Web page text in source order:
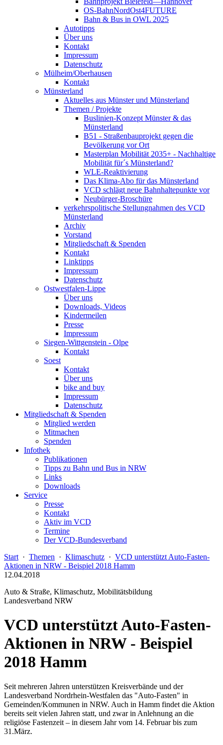
OS-BahnNordOst4FUTURE
Bahn & Bus in OWL 2025
Autotipps
Über uns
Kontakt
Impressum
Datenschutz
Mülheim/Oberhausen
Kontakt
Münsterland
Aktuelles aus Münster und Münsterland
Themen / Projekte
Buslinien-Konzept Münster & das
Münsterland
B51 - Straßenbauprojekt gegen die
Bevölkerung vor Ort
Masterplan Mobilität 2035+ - Nachhaltige
Mobilität für´s Münsterland?
WLE-Reaktivierung
Das Klima-Abo für das Münsterland
VCD schlägt neue Bahnhaltepunkte vor
Neubürger-Broschüre
verkehrspolitische Stellungnahmen des VCD
Münsterland
Archiv
Vorstand
Mitgliedschaft & Spenden
Kontakt
Linktipps
Impressum
Datenschutz
Ostwestfalen-Lippe
Über uns
Downloads, Videos
Kindermeilen
Presse
Impressum
Siegen-Wittgenstein - Olpe
Kontakt
Soest
Kontakt
Über uns
bike and buy
Impressum
Datenschutz
Mitgliedschaft & Spenden
Mitglied werden
Mitmachen
Spenden
Infothek
Publikationen
Tipps zu Bahn und Bus in NRW
Links
Downloads
Service
Presse
Kontakt
Aktiv im VCD
Termine
Der VCD-Bundesverband
Start · Themen · Klimaschutz · VCD unterstützt Auto-Fasten-
Aktionen in NRW - Beispiel 2018 Hamm
12.04.2018
Auto & Straße, Klimaschutz, Mobilitätsbildung
Landesverband NRW
VCD unterstützt Auto-Fasten-
Aktionen in NRW - Beispiel
2018 Hamm
Seit mehreren Jahren unterstützen Kreisverbände und der
Landesverband Nordrhein-Westfalen das "Auto-Fasten" in
Gemeinden/Kommunen in NRW. Auch in Hamm findet die Aktion
bereits seit vielen Jahren statt, und zwar in Anlehnung an die
religiöse Fastenzeit – in diesem Jahr vom 14. Februar bis zum
31.März.